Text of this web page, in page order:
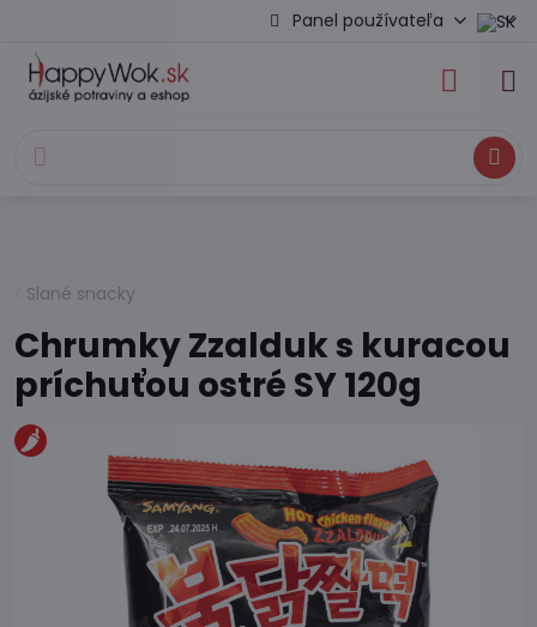
Panel používateľa
Hľadať
Slané snacky
Chrumky Zzalduk s kuracou
príchuťou ostré SY 120g